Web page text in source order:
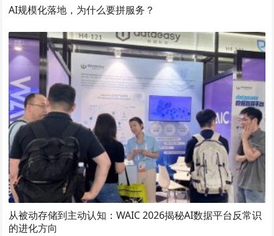
AI规模化落地，为什么要拼服务？
从被动存储到主动认知：WAIC 2026揭秘AI数据平台反常识
的进化方向